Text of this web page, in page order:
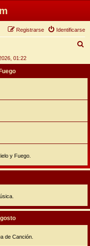
Identificarse
Registrarse
c
01:22
y Fuego.
de Canción.